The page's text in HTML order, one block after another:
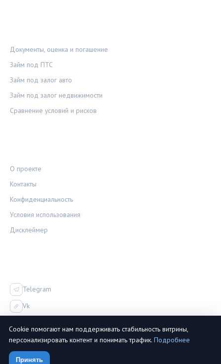
Документы, оценка и погашение
Займ под ПТС
Займ под залог авто
Займ под залог недвижимости
Сравнение условий и рисков
О проекте
Контакты
Конфиденциальность
Условия использования
Дисклеймер
Telegram
Vk
© 2026 Залог-Проверка. Все права защищены.
Cookie помогают нам поддерживать стабильность витрины,
персонализировать контент и понимать трафик. Подробнее
Принять